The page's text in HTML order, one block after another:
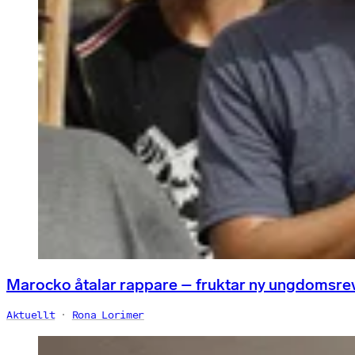
Marocko åtalar rappare – fruktar ny
Aktuellt Rona Lorimer